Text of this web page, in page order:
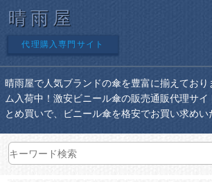
晴雨屋
代理購入専門サイト
晴雨屋で人気ブランドの傘を豊富に揃えてお
ム入荷中！激安ビニール傘の販売通販代理サイ
とめ買いで、ビニール傘を格安でお買い求めい